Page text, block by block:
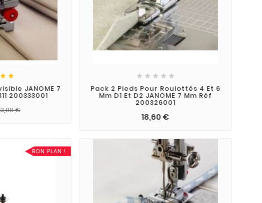
 
JANOME 7
200333001
€
    
Pack 2 Pieds Pour Roulottés 4 Et 6
Mm D1 Et D2 JANOME 7 Mm Réf
200326001
18,60 €
BON PLAN !